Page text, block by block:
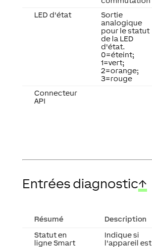
LED d'état
Sortie
analogique
pour le statut
de la LED
d'état.
0=éteint;
1=vert;
2=orange;
3=rouge
Connecteur
API
Entrées diagnostic↑
Résumé Description
Statut en
ligne Smart
Indique si
l'appareil est